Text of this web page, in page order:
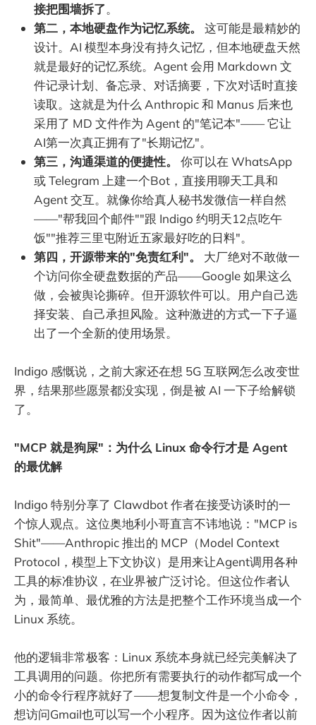
接把围墙拆了。
第二，本地硬盘作为记忆系统。
这可能是最精妙的
设计。AI 模型本身没有持久记忆，但本地硬盘天然
就是最好的记忆系统。Agent 会用 Markdown 文
件记录计划、备忘录、对话摘要，下次对话时直接
读取。这就是为什么 Anthropic 和 Manus 后来也
采用了 MD 文件作为 Agent 的"笔记本"—— 它让
AI第一次真正拥有了"长期记忆"。
第三，沟通渠道的便捷性。
你可以在 WhatsApp
或 Telegram 上建一个Bot，直接用聊天工具和
Agent 交互。就像你给真人秘书发微信一样自然
——"帮我回个邮件""跟 Indigo 约明天12点吃午
饭""推荐三里屯附近五家最好吃的日料"。
第四，开源带来的"免责红利"。
大厂绝对不敢做一
个访问你全硬盘数据的产品——Google 如果这么
做，会被舆论撕碎。但开源软件可以。用户自己选
择安装、自己承担风险。这种激进的方式一下子逼
出了一个全新的使用场景。
Indigo 感慨说，之前大家还在想 5G 互联网怎么改变世
界，结果那些愿景都没实现，倒是被 AI 一下子给解锁
了。
"MCP 就是狗屎"：为什么 Linux 命令行才是 Agent
的最优解
Indigo 特别分享了 Clawdbot 作者在接受访谈时的一
个惊人观点。这位奥地利小哥直言不讳地说："MCP is
Shit"——Anthropic 推出的 MCP（Model Context
Protocol，模型上下文协议）是用来让Agent调用各种
工具的标准协议，在业界被广泛讨论。但这位作者认
为，最简单、最优雅的方法是把整个工作环境当成一个
Linux 系统。
他的逻辑非常极客：Linux 系统本身就已经完美解决了
工具调用的问题。你把所有需要执行的动作都写成一个
小的命令行程序就好了——想复制文件是一个小命令，
想访问Gmail也可以写一个小程序。因为这位作者以前